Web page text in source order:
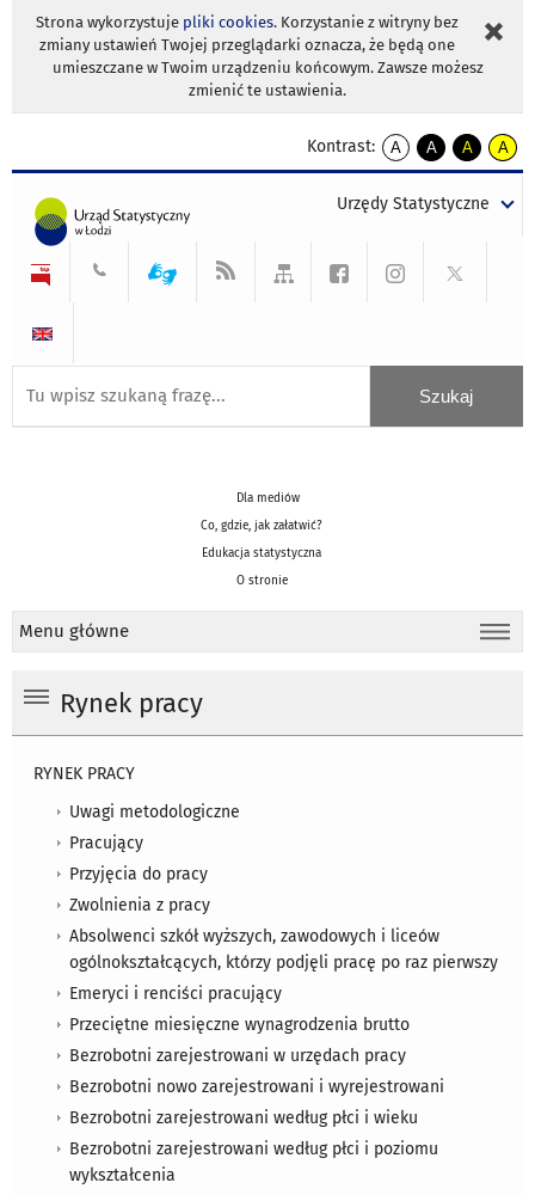
Strona wykorzystuje pliki cookies. Korzystanie z witryny bez
zmiany ustawień Twojej przeglądarki oznacza, że będą one
umieszczane w Twoim urządzeniu końcowym. Zawsze możesz
zmienić te ustawienia.
Kontrast:
A
kontrast
A
kontrast
tekst
czarnym
A
kontrast
tekst
czarnym
A
tekst
żółtym
Urzędy Statystyczne
Dla mediów
Co, gdzie, jak załatwić?
Edukacja statystyczna
O stronie
Menu główne
Rynek pracy
RYNEK PRACY
Uwagi metodologiczne
Pracujący
Przyjęcia do pracy
Zwolnienia z pracy
Absolwenci szkół wyższych, zawodowych i liceów
ogólnokształcących, którzy podjęli pracę po raz pierwszy
Emeryci i renciści pracujący
Przeciętne miesięczne wynagrodzenia brutto
Bezrobotni zarejestrowani w urzędach pracy
Bezrobotni nowo zarejestrowani i wyrejestrowani
Bezrobotni zarejestrowani według płci i wieku
Bezrobotni zarejestrowani według płci i poziomu
wykształcenia